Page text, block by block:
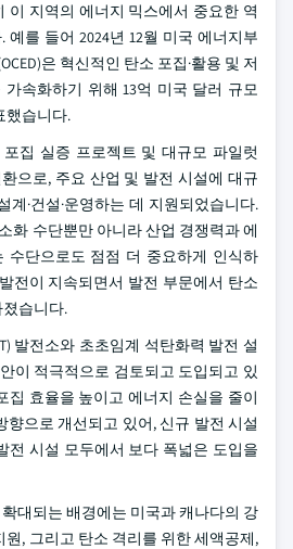
이 지역의 에너지 믹스에서 중요한 역
예를 들어 2024년 12월 미국 에너지부
은 혁신적인 탄소 포집·활용 및 저
가속화하기 위해 13억 미국 달러 규모
했습니다.
포집 실증 프로젝트 및 대규모 파일럿
으로, 주요 산업 및 발전 시설에 대규
계·건설·운영하는 데 지원되었습니다.
화 수단뿐만 아니라 산업 경쟁력과 에
수단으로도 점점 더 중요하게 인식하
전이 지속되면서 발전 부문에서 탄소
습니다.
발전소와 초초임계 석탄화력 발전 설
이 적극적으로 검토되고 도입되고 있
집 효율을 높이고 에너지 손실을 줄이
향으로 개선되고 있어, 신규 발전 시설
전 시설 모두에서 보다 폭넓은 도입을
확대되는 배경에는 미국과 캐나다의 강
원, 그리고 탄소 격리를 위한 세액공제,